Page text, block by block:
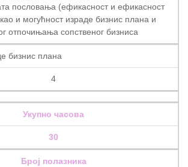
пословања (ефикасност и ефикасност
и могућност израде бизнис плана и
отпочињања сопственог бизниса
бизнис плана
4
Укупно часова
30
Број полазника